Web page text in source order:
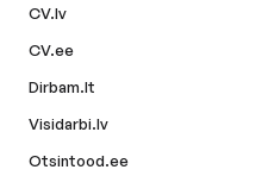
CV.lv
CV.ee
Dirbam.lt
Visidarbi.lv
Otsintood.ee